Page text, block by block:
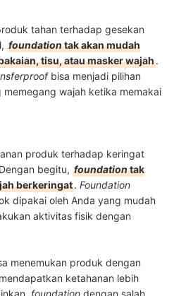
tahan terhadap gesekan
foundationtak akan mudah
tisu, atau masker wajah.
bisa menjadi pilihan
wajah ketika memakai
produk terhadap keringat
begitu, foundationtak
berkeringat. Foundation
dipakai oleh Anda yang mudah
aktivitas fisik dengan
menemukan produk dengan
ketahanan lebih